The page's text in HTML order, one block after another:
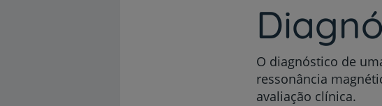
Sobre
O diagnóstico de
ressonância
avaliação clínica.